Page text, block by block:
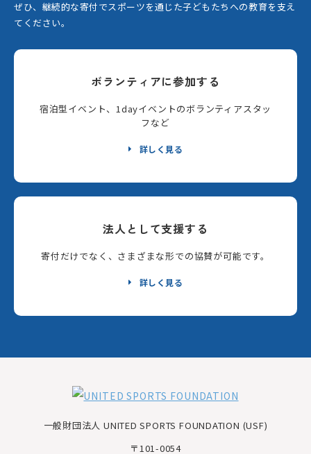
ぜひ、継続的な寄付でスポーツを通じた子どもたちへの教育を支え
てください。
ボランティアに参加する
宿泊型イベント、1dayイベントのボランティアスタッ
フなど
詳しく見る
法人として支援する
寄付だけでなく、さまざまな形での協賛が可能です。
詳しく見る
一般財団法人 UNITED SPORTS FOUNDATION (USF)
〒101-0054